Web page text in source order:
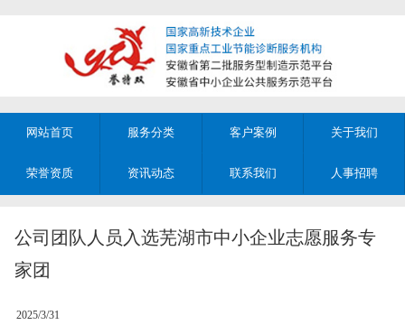
网站首页 服务分类 客户案例 关于我们
荣誉资质 资讯动态 联系我们 人事招聘
公司团队人员入选芜湖市中小企业志愿服务专
家团
2025/3/31